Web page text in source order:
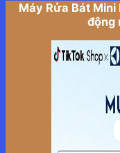
Máy Rửa Bát
động